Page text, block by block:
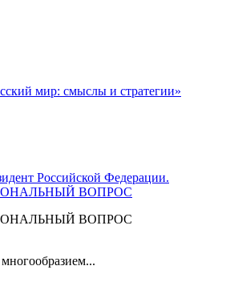
мир: смыслы и стратегии»
Российской Федерации.
ВОПРОС
ВОПРОС